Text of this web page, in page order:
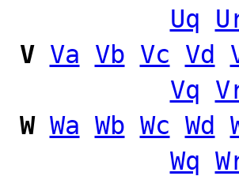
Uq
V Va Vb Vc Vd
Vq
W Wa Wb Wc Wd
Wq